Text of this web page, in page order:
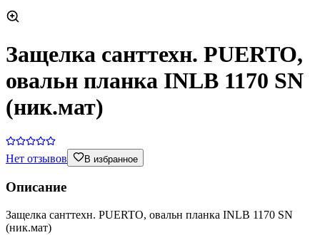
Защелка санттехн. PUERTO,
овальн планка INLB 1170 SN
(ник.мат)
Нет отзывов В избранное
Описание
Защелка санттехн. PUERTO, овальн планка INLB 1170 SN
(ник.мат)